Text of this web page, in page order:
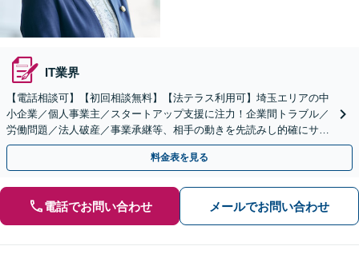
IT業界
【電話相談可】【初回相談無料】【法テラス利用可】埼玉エリアの中
小企業／個人事業主／スタートアップ支援に注力！企業間トラブル／
労働問題／法人破産／事業承継等、相手の動きを先読みし的確にサポ
ート。顧問契約料は柔軟に調整【完全個室】【大宮駅3分】
料金表を見る
電話でお問い合わせ メールでお問い合わせ